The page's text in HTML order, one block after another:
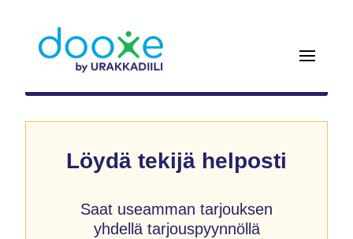
Löydä tekijä helposti
Saat useamman tarjouksen
yhdellä tarjouspyynnöllä